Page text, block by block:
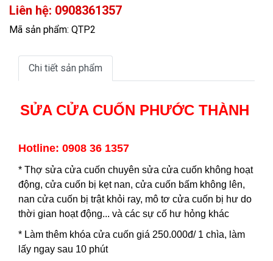
Liên hệ: 0908361357
Mã sản phẩm: QTP2
Chi tiết sản phẩm
SỬA CỬA CUỐN PHƯỚC THÀNH
Hotline: 0908 36 1357
* Thợ sửa cửa cuốn chuyên sửa cửa cuốn không hoạt
động, cửa cuốn bị kẹt nan, cửa cuốn bấm không lên,
nan cửa cuốn bị trật khỏi ray, mô tơ cửa cuốn bị hư do
thời gian hoạt động... và các sự cố hư hỏng khác
* Làm thêm khóa cửa cuốn giá 250.000đ/ 1 chìa, làm
lấy ngay sau 10 phút